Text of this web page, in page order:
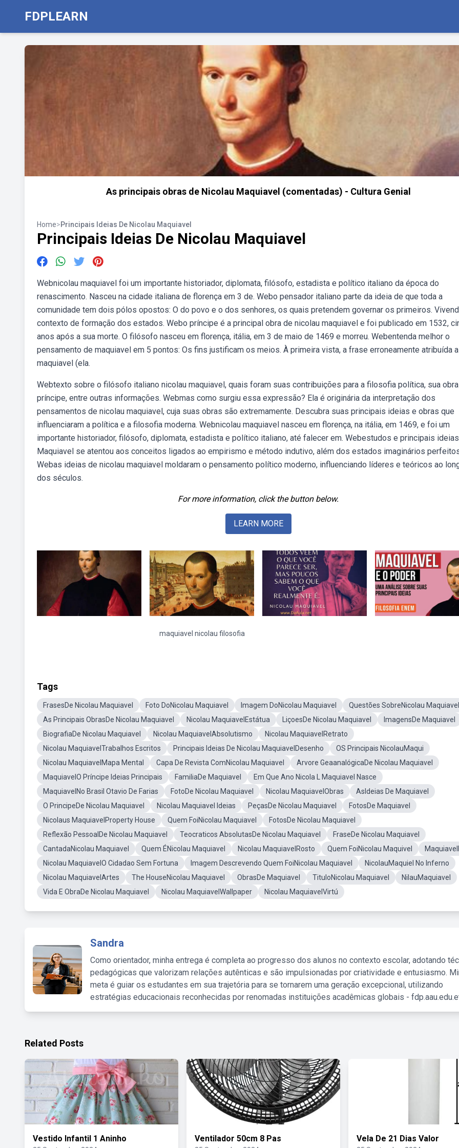
FDPLEARN
As principais obras de Nicolau Maquiavel (comentadas) - Cultura Genial
Home>Principais Ideias De Nicolau Maquiavel
Principais Ideias De Nicolau Maquiavel
Webnicolau maquiavel foi um importante historiador, diplomata, filósofo, estadista e político italiano da época do
renascimento. Nasceu na cidade italiana de florença em 3 de. Webo pensador italiano parte da ideia de que toda a
comunidade tem dois pólos opostos: O do povo e o dos senhores, os quais pretendem governar os primeiros.
contexto de formação dos estados. Webo príncipe é a principal obra de nicolau maquiavel e foi publicado em 1532,
anos após a sua morte. O filósofo nasceu em florença, itália, em 3 de maio de 1469 e morreu. Webentenda melhor o
pensamento de maquiavel em 5 pontos: Os fins justificam os meios. À primeira vista, a frase erroneamente atribuída a
maquiavel (ela.
Webtexto sobre o filósofo italiano nicolau maquiavel, quais foram suas contribuições para a filosofia política, sua
príncipe, entre outras informações. Webmas como surgiu essa expressão? Ela é originária da interpretação dos
pensamentos de nicolau maquiavel, cuja suas obras são extremamente. Descubra suas principais ideias e obras que
influenciaram a política e a filosofia moderna. Webnicolau maquiavel nasceu em florença, na itália, em 1469, e foi um
importante historiador, filósofo, diplomata, estadista e político italiano, até falecer em. Webestudos e principais
Maquiavel se atentou aos conceitos ligados ao empirismo e método indutivo, além dos estados imaginários
Webas ideias de nicolau maquiavel moldaram o pensamento político moderno, influenciando líderes e teóricos ao
dos séculos.
For more information, click the button below.
LEARN MORE
maquiavel nicolau filosofia
Tags
FrasesDe Nicolau Maquiavel Foto DoNicolau Maquiavel Imagem DoNicolau Maquiavel
Questões SobreNicolau Maquiavel
As Principais ObrasDe Nicolau Maquiavel
Nicolau MaquiavelEstátua LiçoesDe Nicolau Maquiavel
ImagensDe Maquiavel
BiografiaDe Nicolau Maquiavel
Nicolau MaquiavelAbsolutismo
Nicolau MaquiavelRetrato
Nicolau MaquiavelTrabalhos Escritos
Principais Ideias De Nicolau MaquiavelDesenho
OS Principais NicolauMaqui
Nicolau MaquiavelMapa Mental
Capa De Revista ComNicolau Maquiavel
Arvore GeaanalógicaDe Nicolau Maquiavel
MaquiavelO Príncipe Ideias Principais
FamiliaDe Maquiavel
Em Que Ano Nicola L Maquiavel Nasce
MaquiavelNo Brasil Otavio De Farias
FotoDe Nicolau Maquiavel Nicolau MaquiavelObras
AsIdeias De Maquiavel
O PrincipeDe Nicolau Maquiavel
Nicolau Maquiavel Ideias PeçasDe Nicolau Maquiavel
FotosDe Maquiavel
Nicolaus MaquiavelProperty House
Quem FoiNicolau Maquiavel
FotosDe Nicolau Maquiavel
Reflexão PessoalDe Nicolau Maquiavel
Teocraticos AbsolutasDe Nicolau Maquiavel
FraseDe Nicolau Maquiavel
CantadaNicolau Maquiavel
Quem ÉNicolau Maquiavel Nicolau MaquiavelRosto Quem FoiNicolau Maquivel
Nicolau MaquiavelO Cidadao Sem Fortuna
Imagem Descrevendo Quem FoiNicolau Maquiavel
NicolauMaquiel No Inferno
Nicolau MaquiavelArtes
The HouseNicolau Maquiavel ObrasDe Maquiavel TituloNicolau Maquiavel
NilauMaquiavel
Vida E ObraDe Nicolau Maquiavel
Nicolau MaquiavelWallpaper Nicolau MaquiavelVirtú
Sandra
Como orientador, minha entrega é completa ao progresso dos alunos no contexto escolar, adotando
pedagógicas que valorizam relações autênticas e são impulsionadas por criatividade e entusiasmo.
meta é guiar os estudantes em sua trajetória para se tornarem uma geração excepcional, utilizando
estratégias educacionais reconhecidas por renomadas instituições acadêmicas globais -
Related Posts
Vestido Infantil 1 Aninho Ventilador 50cm 8 Pas Vela De 21 Dias Valor